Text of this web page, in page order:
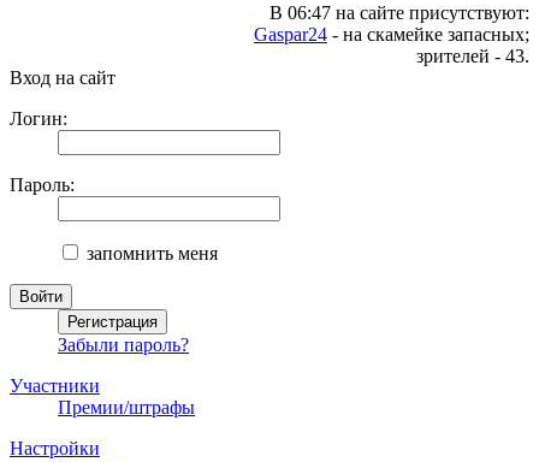
В 06:47 на сайте присутствуют:
Gaspar24 - на скамейке запасных;
зрителей - 43.
Вход на сайт
Логин:
Пароль:
запомнить меня
Забыли пароль?
Участники
Премии/штрафы
Настройки